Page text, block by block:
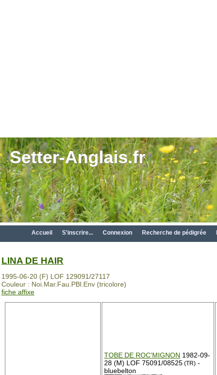
Setter-Anglais.fr
Accueil S'inscrire... Connexion Recherche de pédigrée
LINA DE HAIR
1995-06-20 (F) LOF 129091/27117
Couleur : Noi.Mar.Fau.PBl.Env (tricolore)
fiche affixe
TOBE DE ROC'MIGNON 1982-09-
28 (M) LOF 75091/08525 (TR) -
bluebelton